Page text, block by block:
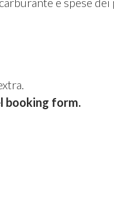
booking form.